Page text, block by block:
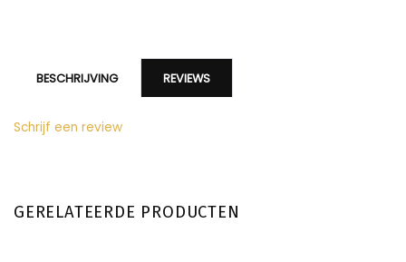
BESCHRIJVING REVIEWS
Schrijf een review
GERELATEERDE PRODUCTEN